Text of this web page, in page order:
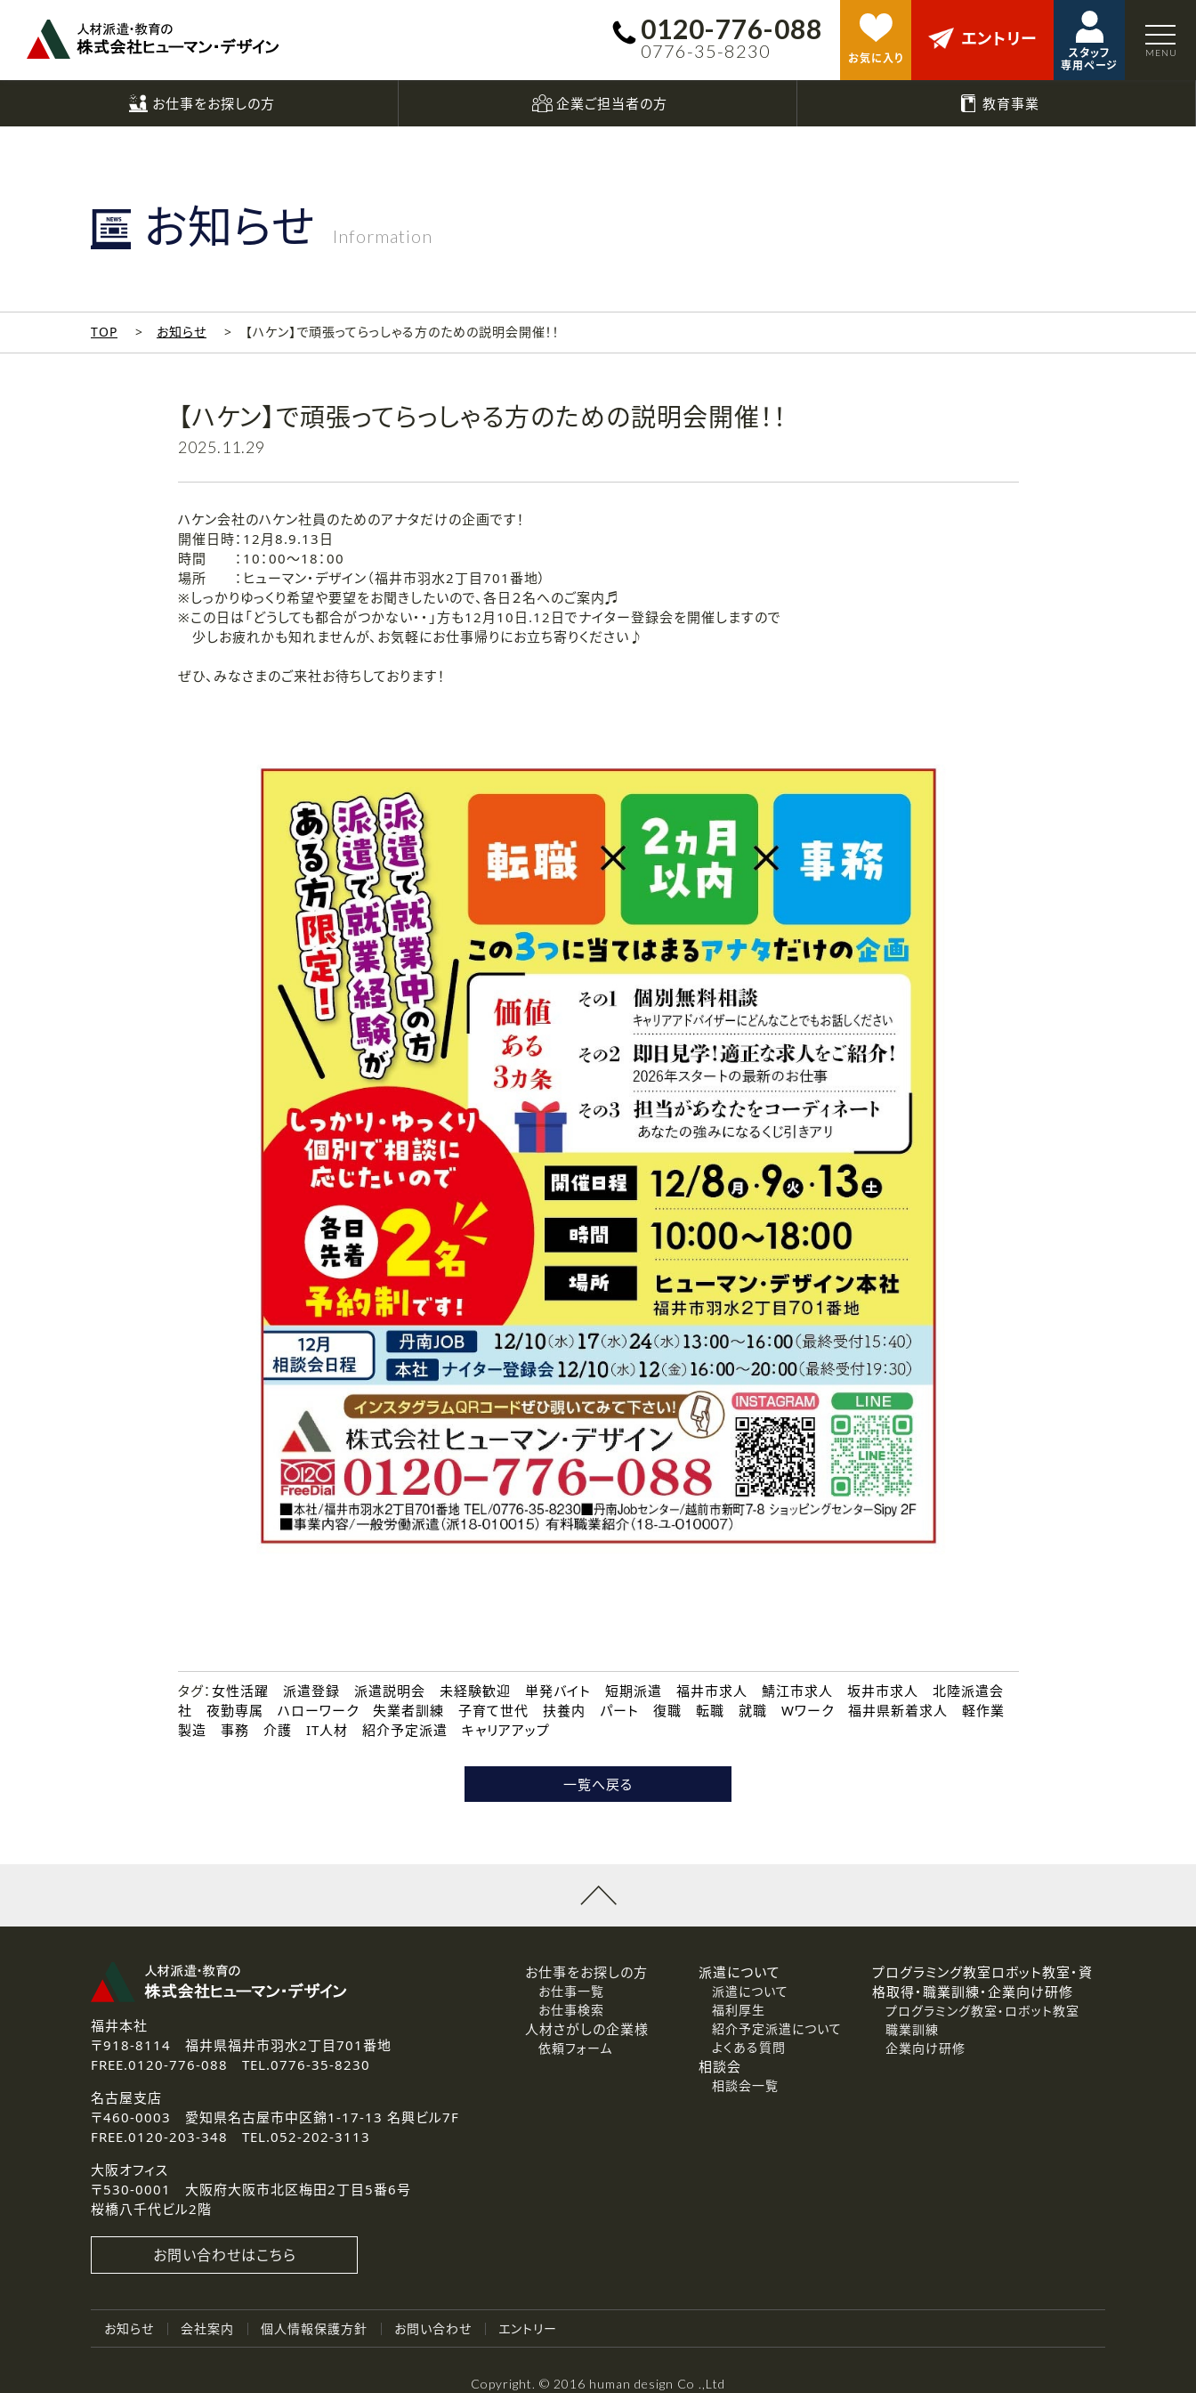
0120-776-088
0776-35-8230 お気に入り
エントリー
スタッフ
専用ページ
お仕事をお探しの方 企業ご担当者の方 教育事業
お知らせ Information
TOP お知らせ 【ハケン】で頑張ってらっしゃる方のための説明会開催！！
【ハケン】で頑張ってらっしゃる方のための説明会開催！！
2025.11.29
ハケン会社のハケン社員のためのアナタだけの企画です！
開催日時：12月8.9.13日
時間 ：10：00～18：00
場所 ：ヒューマン・デザイン（福井市羽水2丁目701番地）
※しっかりゆっくり希望や要望をお聞きしたいので、各日２名へのご案内♬
※この日は「どうしても都合がつかない・・」方も12月10日.12日でナイター登録会を開催しますので
少しお疲れかも知れませんが、お気軽にお仕事帰りにお立ち寄りください♪
ぜひ、みなさまのご来社お待ちしております！
タグ： 女性活躍 派遣登録 派遣説明会 未経験歓迎 単発バイト 短期派遣 福井市求人 鯖江市求人 坂井市求人 北陸派遣会
社 夜勤専属 ハローワーク 失業者訓練 子育て世代 扶養内 パート 復職 転職 就職 Wワーク 福井県新着求人 軽作業
製造 事務 介護 IT人材 紹介予定派遣 キャリアアップ
一覧へ戻る
へ
福井本社
〒918-8114 福井県福井市羽水2丁目701番地
FREE.0120-776-088 TEL.0776-35-8230
名古屋支店
〒460-0003 愛知県名古屋市中区錦1-17-13 名興ビル7F
FREE.0120-203-348 TEL.052-202-3113
大阪オフィス
〒530-0001 大阪府大阪市北区梅田2丁目5番6号
桜橋八千代ビル2階
お問い合わせはこちら
お仕事をお探しの方
お仕事一覧
お仕事検索
人材さがしの企業様
依頼フォーム
派遣について
派遣について
福利厚生
紹介予定派遣について
よくある質問
相談会
相談会一覧
プログラミング教室ロボット教室・資
格取得・職業訓練・企業向け研修
プログラミング教室・ロボット教室
職業訓練
企業向け研修
お知らせ 会社案内 個人情報保護方針 お問い合わせ エントリー
Copyright. © 2016 human design Co .,Ltd